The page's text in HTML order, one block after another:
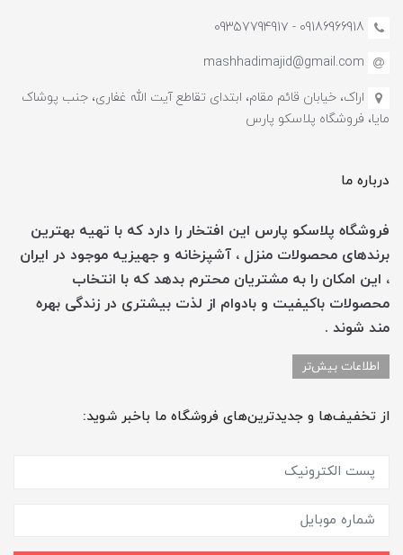
09186966918 - 0935779491۷
mashhadimajid@gmail.com
اراک، خیابان قائم مقام، ابتدای تقاطع آیت الله غفاری، جنب پوشاک
مایا، فروشگاه پلاسکو پارس
درباره ما
فروشگاه پلاسکو پارس این افتخار را دارد که با تهیه بهترین
برندهای محصولات منزل ، آشپزخانه و جهیزیه موجود در ایران
، این امکان را به مشتریان محترم بدهد که با انتخاب
محصولات باکیفیت و بادوام از لذت بیشتری در زندگی بهره
مند شوند .
اطلاعات بیش‌تر
از تخفیف‌ها و جدیدترین‌های فروشگاه ما باخبر شوید: